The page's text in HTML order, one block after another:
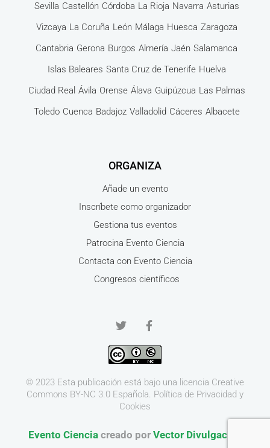
Sevilla Castellón Córdoba La Rioja Navarra Asturias
Vizcaya La Coruña León Málaga Huesca Zaragoza
Cantabria Gerona Burgos Almería Jaén Salamanca
Islas Baleares Santa Cruz de Tenerife Huelva
Ciudad Real Ávila Orense Álava Guipúzcua Las Palmas
Toledo Cuenca Badajoz Valladolid Cáceres Albacete
ORGANIZA
Añade un evento
Inscríbete como organizador
Gestiona tus eventos
Patrocina Evento Ciencia
Contacta con Evento Ciencia
Congresos científicos
© 2023 Esta publicación está bajo una licencia Creative
Commons BY-NC 3.0 Española. Política de Privacidad y
Cookies
Evento Cienciacreado por Vector Divulgación